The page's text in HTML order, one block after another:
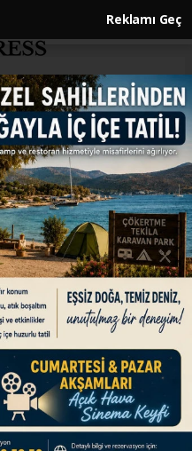
Reklamı Geç
20
07.04.2024 - 11:12
Haziran 2023- 4 Nisan
38 ulusal, 69
üzere toplam 424
bildirdi.
ABONE OL